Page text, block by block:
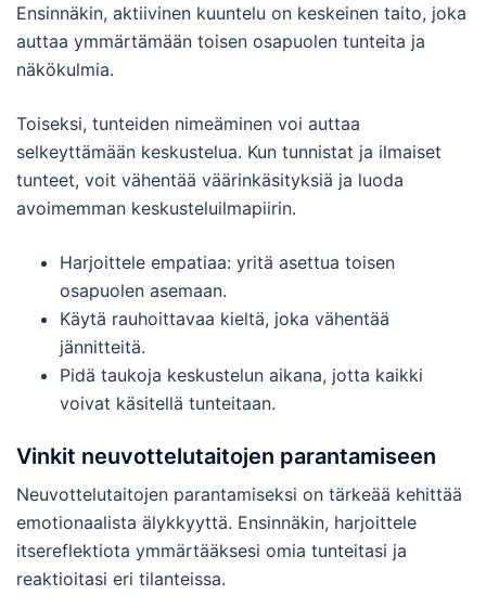
Ensinnäkin, aktiivinen kuuntelu on keskeinen taito, joka
auttaa ymmärtämään toisen osapuolen tunteita ja
näkökulmia.
Toiseksi, tunteiden nimeäminen voi auttaa
selkeyttämään keskustelua. Kun tunnistat ja ilmaiset
tunteet, voit vähentää väärinkäsityksiä ja luoda
avoimemman keskusteluilmapiirin.
Harjoittele empatiaa: yritä asettua toisen
osapuolen asemaan.
Käytä rauhoittavaa kieltä, joka vähentää
jännitteitä.
Pidä taukoja keskustelun aikana, jotta kaikki
voivat käsitellä tunteitaan.
Vinkit neuvottelutaitojen parantamiseen
Neuvottelutaitojen parantamiseksi on tärkeää kehittää
emotionaalista älykkyyttä. Ensinnäkin, harjoittele
itsereflektiota ymmärtääksesi omia tunteitasi ja
reaktioitasi eri tilanteissa.